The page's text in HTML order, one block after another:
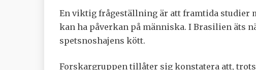
En viktig frågeställning är att framtida studier
kan ha påverkan på människa. I Brasilien äts
spetsnoshajens kött.
Forskargruppen tillåter sig konstatera att,